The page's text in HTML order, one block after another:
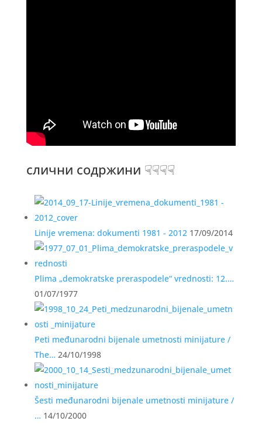
слични содржини ☟☟☟☟
Linije vremena: dokumenti 1981 - 201217/09/2014
Plima „demokratske preraspodele“ vrednosti: 12.…
01/07/1977
Peti međunarodni bijenale umetnosti minijature /
The… 24/10/1998
Šesti međunarodni bijenale umetnosti minijature /
… 14/10/2000